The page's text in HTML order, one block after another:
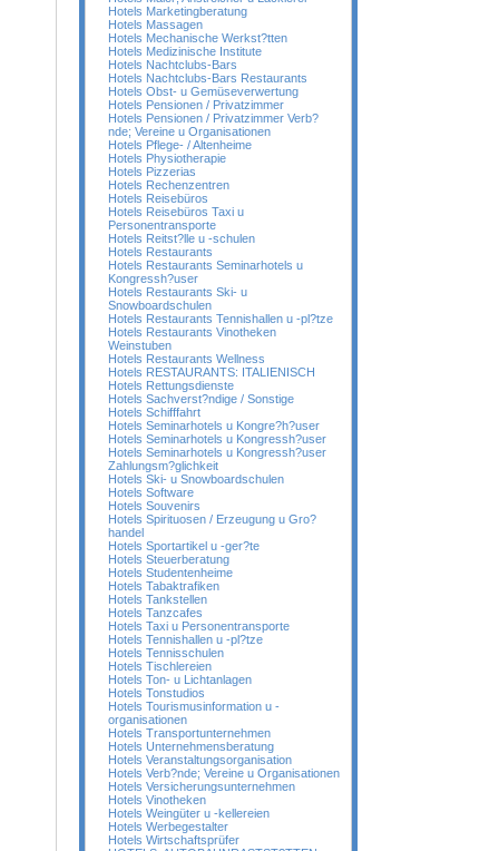
Hotels Marketingberatung
Hotels Massagen
Hotels Mechanische Werkst?tten
Hotels Medizinische Institute
Hotels Nachtclubs-Bars
Hotels Nachtclubs-Bars Restaurants
Hotels Obst- u Gemüseverwertung
Hotels Pensionen / Privatzimmer
Hotels Pensionen / Privatzimmer Verb?
nde; Vereine u Organisationen
Hotels Pflege- / Altenheime
Hotels Physiotherapie
Hotels Pizzerias
Hotels Rechenzentren
Hotels Reisebüros
Hotels Reisebüros Taxi u
Personentransporte
Hotels Reitst?lle u -schulen
Hotels Restaurants
Hotels Restaurants Seminarhotels u
Kongressh?user
Hotels Restaurants Ski- u
Snowboardschulen
Hotels Restaurants Tennishallen u -pl?tze
Hotels Restaurants Vinotheken
Weinstuben
Hotels Restaurants Wellness
Hotels RESTAURANTS: ITALIENISCH
Hotels Rettungsdienste
Hotels Sachverst?ndige / Sonstige
Hotels Schifffahrt
Hotels Seminarhotels u Kongre?h?user
Hotels Seminarhotels u Kongressh?user
Hotels Seminarhotels u Kongressh?user
Zahlungsm?glichkeit
Hotels Ski- u Snowboardschulen
Hotels Software
Hotels Souvenirs
Hotels Spirituosen / Erzeugung u Gro?
handel
Hotels Sportartikel u -ger?te
Hotels Steuerberatung
Hotels Studentenheime
Hotels Tabaktrafiken
Hotels Tankstellen
Hotels Tanzcafes
Hotels Taxi u Personentransporte
Hotels Tennishallen u -pl?tze
Hotels Tennisschulen
Hotels Tischlereien
Hotels Ton- u Lichtanlagen
Hotels Tonstudios
Hotels Tourismusinformation u -
organisationen
Hotels Transportunternehmen
Hotels Unternehmensberatung
Hotels Veranstaltungsorganisation
Hotels Verb?nde; Vereine u Organisationen
Hotels Versicherungsunternehmen
Hotels Vinotheken
Hotels Weingüter u -kellereien
Hotels Werbegestalter
Hotels Wirtschaftsprüfer